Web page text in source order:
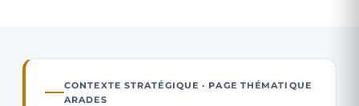
CONTEXTE STRATÉGIQUE · PAGE THÉMATIQUE
ARADES